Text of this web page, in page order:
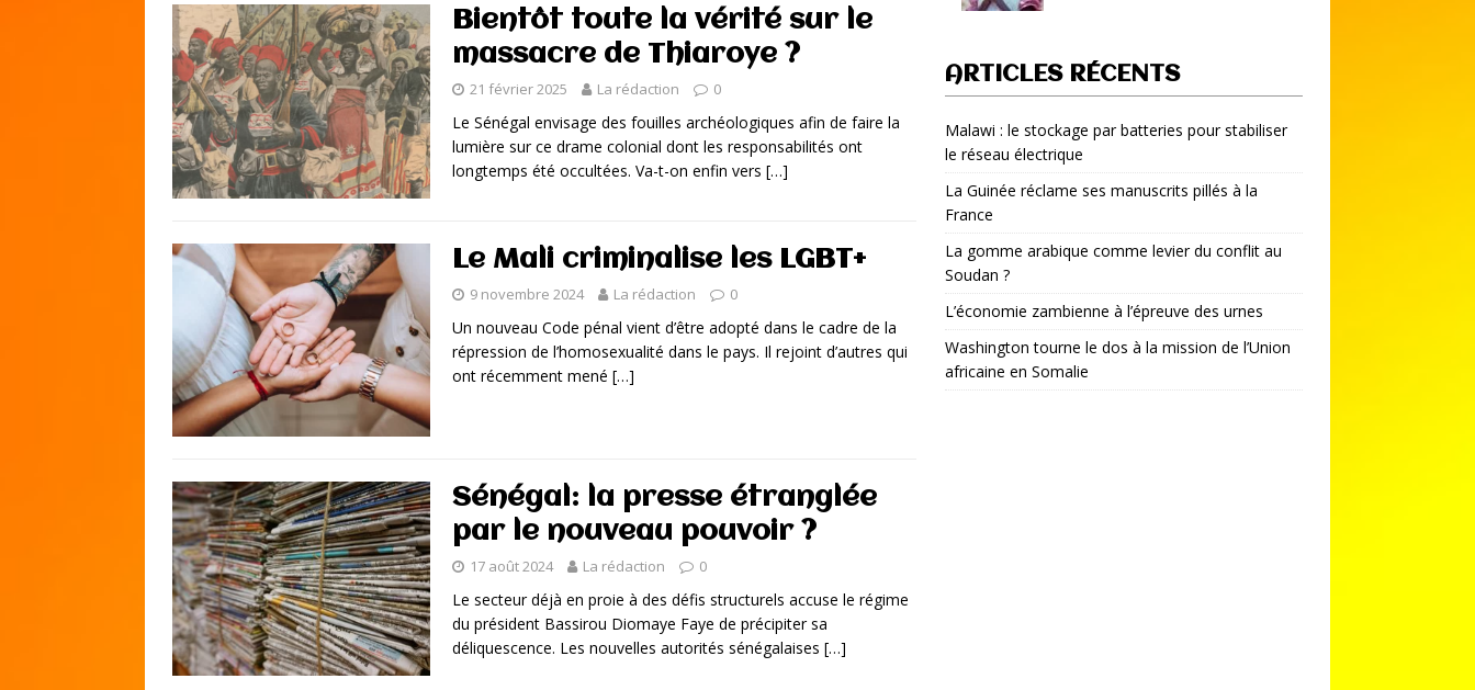
Bientôt toute la vérité sur le
massacre de Thiaroye ?
21 février 2025 La rédaction 0
Le Sénégal envisage des fouilles archéologiques afin de faire la
lumière sur ce drame colonial dont les responsabilités ont
longtemps été occultées. Va-t-on enfin vers […]
Le Mali criminalise les LGBT+
9 novembre 2024 La rédaction 0
Un nouveau Code pénal vient d’être adopté dans le cadre de la
répression de l’homosexualité dans le pays. Il rejoint d’autres qui
ont récemment mené […]
Sénégal: la presse étranglée
par le nouveau pouvoir ?
17 août 2024 La rédaction 0
Le secteur déjà en proie à des défis structurels accuse le régime
du président Bassirou Diomaye Faye de précipiter sa
déliquescence. Les nouvelles autorités sénégalaises […]
ARTICLES RÉCENTS
Malawi : le stockage par batteries pour stabiliser
le réseau électrique
La Guinée réclame ses manuscrits pillés à la
France
La gomme arabique comme levier du conflit au
Soudan ?
L’économie zambienne à l’épreuve des urnes
Washington tourne le dos à la mission de l’Union
africaine en Somalie